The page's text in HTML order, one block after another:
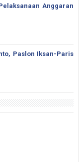
Anggaran
Paslon Iksan-Paris